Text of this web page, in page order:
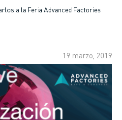
a la Feria Advanced Factories
19 marzo, 2019